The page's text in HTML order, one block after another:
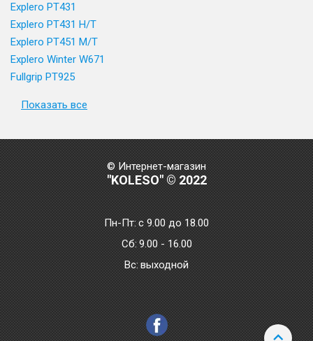
Explero PT431
Explero PT431 H/T
Explero PT451 M/T
Explero Winter W671
Fullgrip PT925
Показать все
© Интернет-магазин
"KOLESO" © 2022
Пн-Пт:с 9.00 до 18.00
Сб: 9.00 - 16.00
Bc: выходной